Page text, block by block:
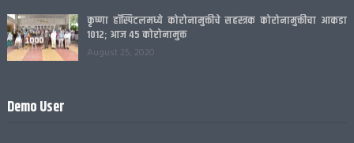
कृष्णा हॉस्पिटलमध्ये कोरोनामुक्तीचे सहस्त्रक कोरोनामुक्तीचा आकडा
1012; आज 45 कोरोनामुक्त
August 25, 2020
Demo User